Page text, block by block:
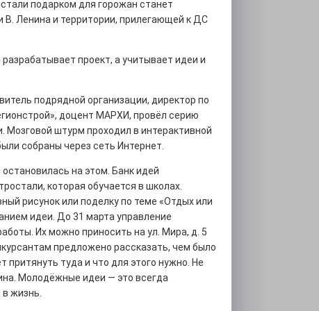
0
подарком для горожан станет
В. Ленина и территории, прилегающей к ДС
проект, а учитывает идеи и
подрядной организации, директор по
доцент МАРХИ, провёл серию
штурм проходил в интерактивной
собраны через сеть Интернет.
на этом. Банк идей
которая обучается в школах.
рисунок или поделку по теме «Отдых или
идеи. До 31 марта управление
Их можно приносить на ул. Мира, д. 5
предложено рассказать, чем было
туда и что для этого нужно. Не
Молодёжные идеи — это всегда
жизнь.